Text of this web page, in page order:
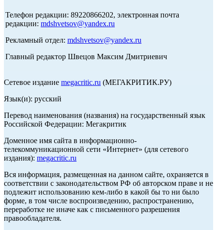
Телефон редакции: 89220866202, электронная почта
редакции: mdshvetsov@yandex.ru
Рекламный отдел: mdshvetsov@yandex.ru
Главный редактор Швецов Максим Дмитриевич
Сетевое издание megacritic.ru (МЕГАКРИТИК.РУ)
Язык(и): русский
Перевод наименования (названия) на государственный язык
Российской Федерации: Мегакритик
Доменное имя сайта в информационно-
телекоммуникационной сети «Интернет» (для сетевого
издания): megacritic.ru
Вся информация, размещенная на данном сайте, охраняется в
соответствии с законодательством РФ об авторском праве и не
подлежит использованию кем-либо в какой бы то ни было
форме, в том числе воспроизведению, распространению,
переработке не иначе как с письменного разрешения
правообладателя.